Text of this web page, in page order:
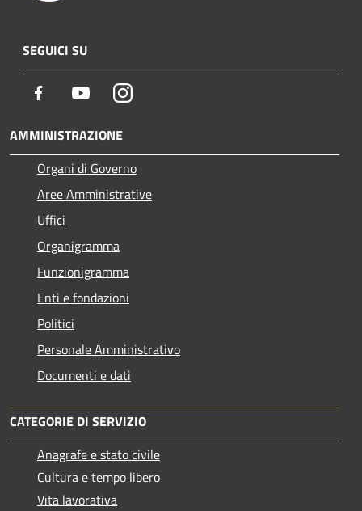
SEGUICI SU
Facebook YoutubeInstagram
AMMINISTRAZIONE
Organi di Governo
Aree Amministrative
Uffici
Organigramma
Funzionigramma
Enti e fondazioni
Politici
Personale Amministrativo
Documenti e dati
CATEGORIE DI SERVIZIO
Anagrafe e stato civile
Cultura e tempo libero
Vita lavorativa